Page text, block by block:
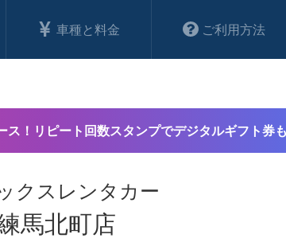
車種と料金 ご利用方法
！リピート回数スタンプでデジタルギフト券
クスレンタカー
馬北町店